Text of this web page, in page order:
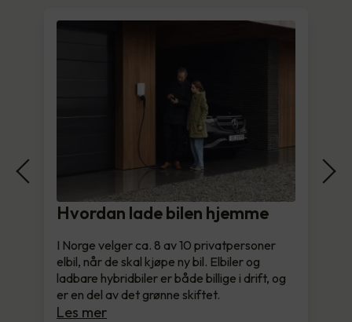
Hvordan lade bilen hjemme
I Norge velger ca. 8 av 10 privatpersoner
elbil, når de skal kjøpe ny bil. Elbiler og
ladbare hybridbiler er både billige i drift, og
er en del av det grønne skiftet.
Les mer